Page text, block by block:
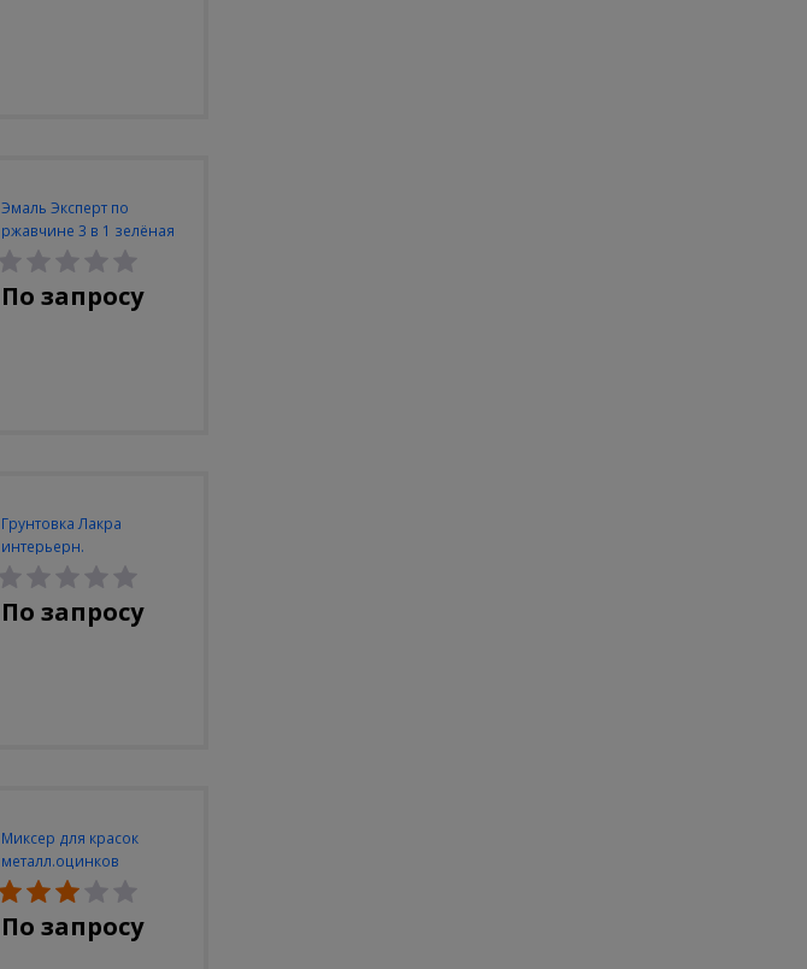
Эмаль Эксперт по
ржавчине 3 в 1 зелёная
2кг
По запросу
Грунтовка Лакра
интерьерн.
проникающий пр.
плесени 9кг
По запросу
Миксер для красок
металл.оцинков
60х400мм
По запросу